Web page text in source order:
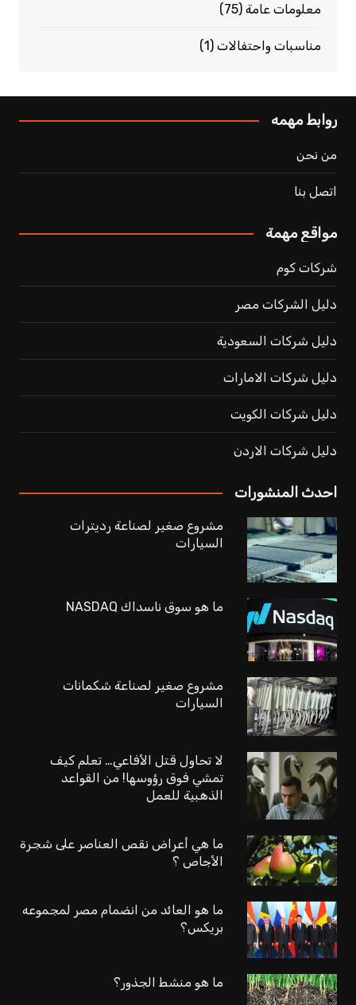
معلومات عامة(75)
مناسبات واحتفالات(1)
روابط مهمه
من نحن
اتصل بنا
مواقع مهمة
شركات كوم
دليل الشركات مصر
دليل شركات السعودية
دليل شركات الامارات
دليل شركات الكويت
دليل شركات الاردن
احدث المنشورات
مشروع صغير لصناعة رديترات
السيارات
ما هو سوق ناسداك NASDAQ
مشروع صغير لصناعة شكمانات
السيارات
لا تحاول قتل الأفاعي… تعلم كيف
تمشي فوق رؤوسها! من القواعد
الذهبية للعمل
ما هي أعراض نقص العناصر على شجرة
الأجاص ؟
ما هو العائد من انضمام مصر لمجموعه
بريكس؟
ما هو منشط الجذور؟